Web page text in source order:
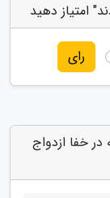
امتیاز دهید
رای
خفا ازدواج